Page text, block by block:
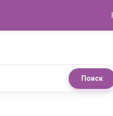
Поиск